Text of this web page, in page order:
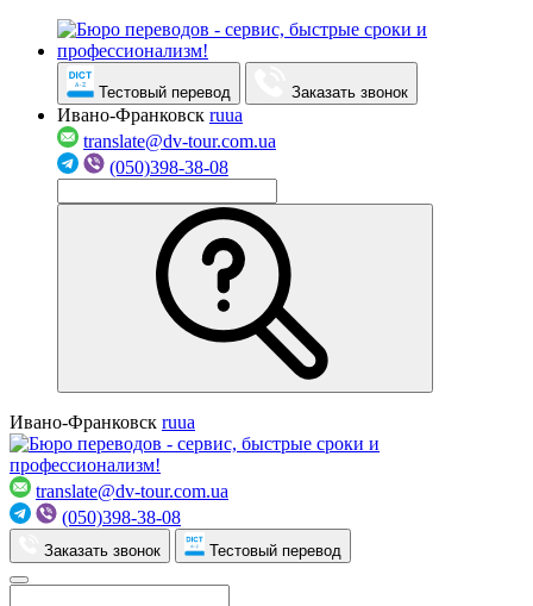
Тестовый перевод Заказать звонок
Ивано-Франковск ruua
translate@dv-tour.com.ua
(050)398-38-08
Ивано-Франковск ruua
translate@dv-tour.com.ua
(050)398-38-08
Заказать звонок Тестовый перевод